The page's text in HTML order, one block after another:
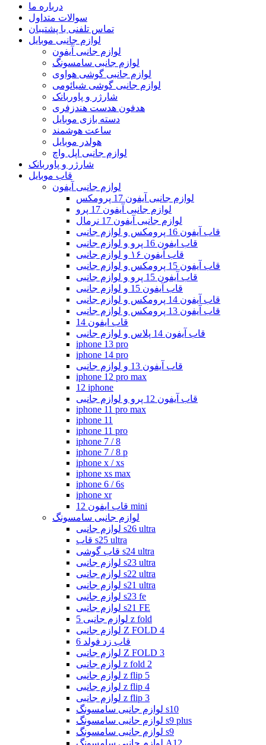
درباره ما
سوالات متداول
تماس تلفنی با پشتیبان
لوازم جانبی موبایل
لوازم جانبی آیفون
لوازم جانبی سامسونگ
لوازم جانبی گوشی هواوی
لوازم جانبی گوشی شیائومی
شارژر و پاوربانک
هدفون هدست هندزفری
دسته بازی موبایل
ساعت هوشمند
هولدر موبایل
لوازم جانبی اپل واچ
شارژر و پاوربانک
قاب موبایل
لوازم جانبی آیفون
لوازم جانبی آیفون 17 پرومکس
لوازم جانبی آیفون 17 پرو
لوازم جانبی آیفون 17 نرمال
قاب آیفون 16 پرومکس و لوازم جانبی
قاب ایفون 16 پرو و لوازم جانبی
قاب آیفون ۱۶ و لوازم جانبی
قاب آیفون 15 پرومکس و لوازم جانبی
قاب آیفون 15 پرو و لوازم جانبی
قاب آیفون 15 و لوازم جانبی
قاب آیفون 14 پرومکس و لوازم جانبی
قاب آیفون 13 پرومکس و لوازم جانبی
قاب ایفون 14
قاب آیفون 14 پلاس و لوازم جانبی
iphone 13 pro
iphone 14 pro
قاب آیفون 13 و لوازم جانبی
iphone 12 pro max
12 iphone
قاب آیفون 12 پرو و لوازم جانبی
iphone 11 pro max
iphone 11
iphone 11 pro
iphone 7 / 8
iphone 7 / 8 p
iphone x / xs
iphone xs max
iphone 6 / 6s
iphone xr
قاب ایفون 12 mini
لوازم جانبی سامسونگ
لوازم جانبی s26 ultra
قاب s25 ultra
قاب گوشی s24 ultra
لوازم جانبی s23 ultra
لوازم جانبی s22 ultra
لوازم جانبی s21 ultra
لوازم جانبی s23 fe
لوازم جانبی s21 FE
لوازم جانبی 5 z fold
لوازم جانبی Z FOLD 4
قاب زد فولد 6
لوازم جانبی Z FOLD 3
لوازم جانبی z fold 2
لوازم جانبی z flip 5
لوازم جانبی z flip 4
لوازم جانبی z flip 3
لوازم جانبی سامسونگ s10
لوازم جانبی سامسونگ s9 plus
لوازم جانبی سامسونگ s9
لوازم جانبی سامسونگ A12